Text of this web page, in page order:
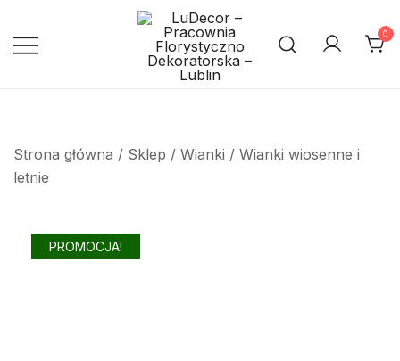
do
treści
Lublin
0
Strona główna / Sklep / Wianki / Wianki wiosenne i
letnie
PROMOCJA!